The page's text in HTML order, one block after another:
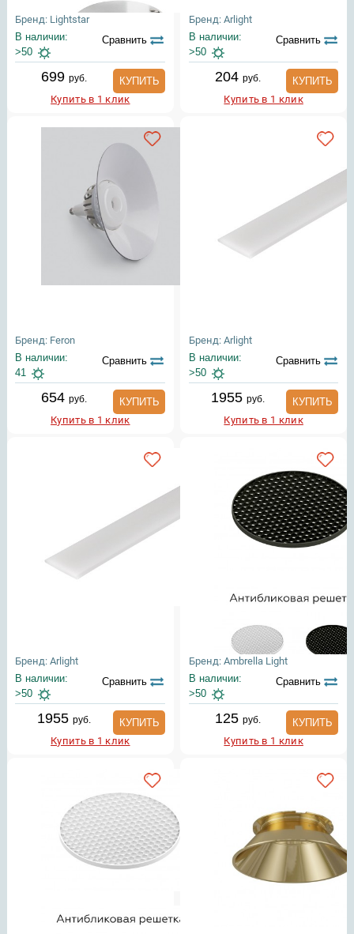
Бренд: Lightstar
В наличии:
>50
Сравнить
699руб.
КУПИТЬ
Купить в 1 клик
Бренд: Arlight
В наличии:
>50
Сравнить
204 руб.
КУПИТЬ
Купить в 1 клик
Бренд: Feron
В наличии:
41
Сравнить
654руб.
КУПИТЬ
Купить в 1 клик
Бренд: Arlight
В наличии:
>50
Сравнить
1955 руб.
КУПИТЬ
Купить в 1 клик
Бренд: Arlight
В наличии:
>50
Сравнить
1955руб.
КУПИТЬ
Купить в 1 клик
Бренд: Ambrella Light
В наличии:
>50
Сравнить
125 руб.
КУПИТЬ
Купить в 1 клик